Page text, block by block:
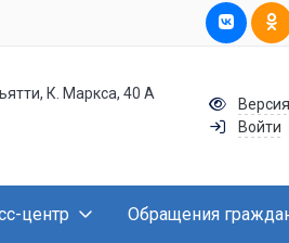
К. Маркса, 40 А
Войти
центр Обращения